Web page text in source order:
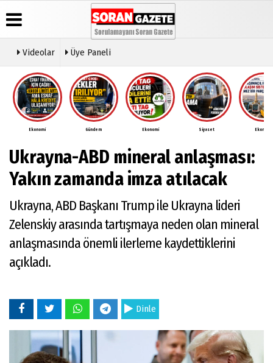
Üye Paneli
Haber
Arşivi
Haberleri
Anketler
Video
Galeri
Künye
İletişim
Çerez
Gizlilik
İlkeleri
Videolar Üye Paneli
Ekonomi Gündem Ekonomi Siyaset Ekonomi
Ukrayna-ABD mineral anlaşması:
Yakın zamanda imza atılacak
Ukrayna, ABD Başkanı Trump ile Ukrayna lideri
Zelenskiy arasında tartışmaya neden olan mineral
anlaşmasında önemli ilerleme kaydettiklerini
açıkladı.
Dinle